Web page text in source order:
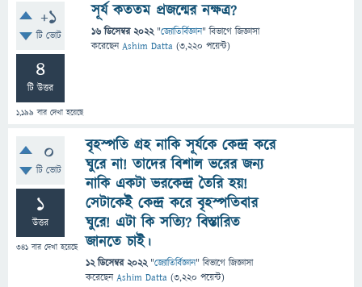
+1
টি ভোট
4
টি উত্তর
1,199 বার দেখা হয়েছে
সূর্য কততম প্রজন্মের নক্ষত্র?
16 ডিসেম্বর 2022 "জ্যোতির্বিজ্ঞান" বিভাগে জিজ্ঞাসা
করেছেনAshim Datta (3,220 পয়েন্ট)
0
টি ভোট
1
উত্তর
341 বার দেখা হয়েছে
বৃহস্পতি গ্রহ নাকি সূর্যকে কেন্দ্র করে
ঘুরে না! তাদের বিশাল ভরের জন্য
নাকি একটা ভরকেন্দ্র তৈরি হয়!
সেটাকেই কেন্দ্র করে বৃহস্পতিবার
ঘুরে! এটা কি সত্যি? বিস্তারিত
জানতে চাই।
12 ডিসেম্বর 2022 "জ্যোতির্বিজ্ঞান" বিভাগে জিজ্ঞাসা
করেছেনAshim Datta (3,220 পয়েন্ট)